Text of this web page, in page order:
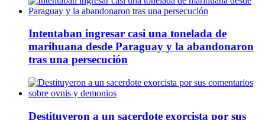
Intentaban ingresar casi una tonelada de
marihuana desde Paraguay y la abandonaron
tras una persecución
Destituyeron a un sacerdote exorcista por sus